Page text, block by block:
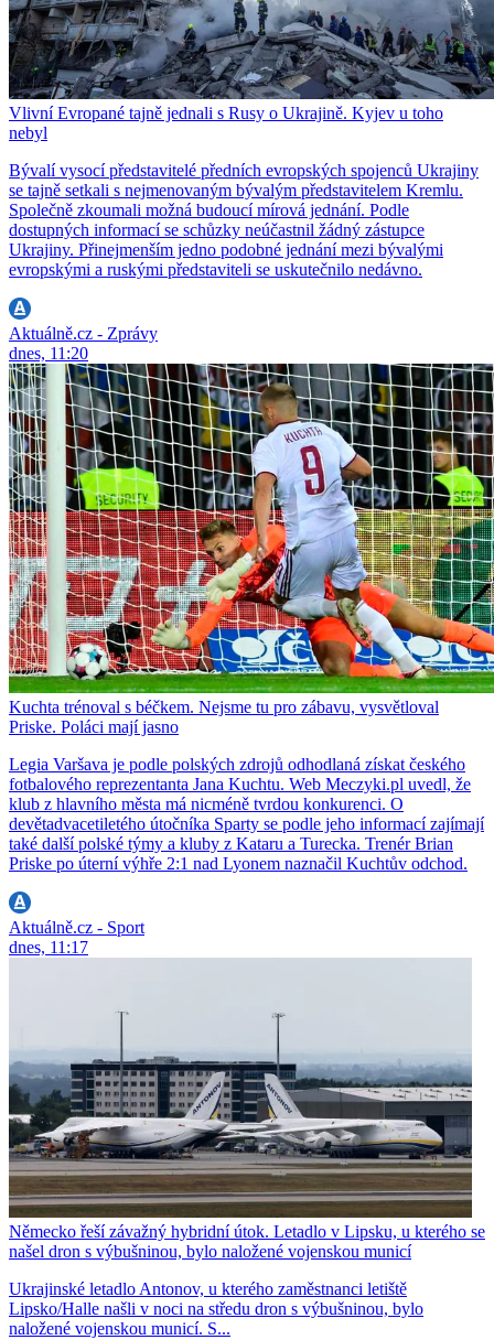
Vlivní Evropané tajně jednali s Rusy o Ukrajině. Kyjev u toho
nebyl
Bývalí vysocí představitelé předních evropských spojenců Ukrajiny
se tajně setkali s nejmenovaným bývalým představitelem Kremlu.
Společně zkoumali možná budoucí mírová jednání. Podle
dostupných informací se schůzky neúčastnil žádný zástupce
Ukrajiny. Přinejmenším jedno podobné jednání mezi bývalými
evropskými a ruskými představiteli se uskutečnilo nedávno.
Aktuálně.cz - Zprávy
dnes, 11:20
Kuchta trénoval s béčkem. Nejsme tu pro zábavu, vysvětloval
Priske. Poláci mají jasno
Legia Varšava je podle polských zdrojů odhodlaná získat českého
fotbalového reprezentanta Jana Kuchtu. Web Meczyki.pl uvedl, že
klub z hlavního města má nicméně tvrdou konkurenci. O
devětadvacetiletého útočníka Sparty se podle jeho informací zajímají
také další polské týmy a kluby z Kataru a Turecka. Trenér Brian
Priske po úterní výhře 2:1 nad Lyonem naznačil Kuchtův odchod.
Aktuálně.cz - Sport
dnes, 11:17
Německo řeší závažný hybridní útok. Letadlo v Lipsku, u kterého se
našel dron s výbušninou, bylo naložené vojenskou municí
Ukrajinské letadlo Antonov, u kterého zaměstnanci letiště
Lipsko/Halle našli v noci na středu dron s výbušninou, bylo
naložené vojenskou municí. S...